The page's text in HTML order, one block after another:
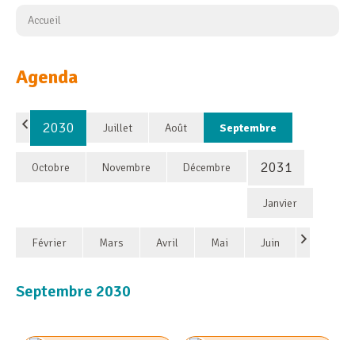
Accueil
Agenda
2030 Juillet Août Septembre
Octobre Novembre Décembre 2031
Janvier
Février Mars Avril Mai Juin
Septembre 2030